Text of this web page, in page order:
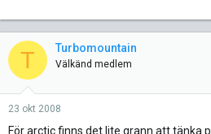
T Turbomountain
Välkänd medlem
23 okt 2008
För arctic finns det lite grann att tänka